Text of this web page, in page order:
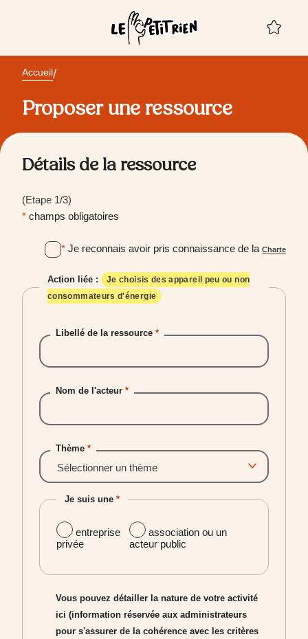
Accueil
Proposer une ressource
Détails de la ressource
(Etape 1/3)
* champs obligatoires
* Je reconnais avoir pris connaissance de la Charte
Action liée :
Je choisis des appareil peu ou non
consommateurs d'énergie
Libellé de la ressource *
Nom de l'acteur *
Thème *
Je suis une *
entreprise
privée
association ou un
acteur public
Production et/ou approvisionnement local
Vous pouvez détailler la nature de votre activité
ici (information réservée aux administrateurs
pour s'assurer de la cohérence avec les critères